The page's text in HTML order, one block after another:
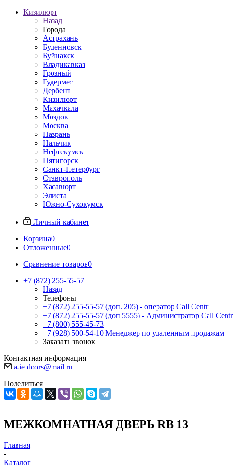
Кизилюрт
Назад
Города
Астрахань
Буденновск
Буйнакск
Владикавказ
Грозный
Гудермес
Дербент
Кизилюрт
Махачкала
Моздок
Москва
Назрань
Нальчик
Нефтекумск
Пятигорск
Санкт-Петербург
Ставрополь
Хасавюрт
Элиста
Южно-Сухокумск
Личный кабинет
Корзина0
Отложенные0
Сравнение товаров0
+7 (872) 255-55-57
Назад
Телефоны
+7 (872) 255-55-57 (доп. 205) - оператор Call Centr
+7 (872) 255-55-57 (доп 5555) - Администратор Call Centr
+7 (800) 555-45-73
+7 (928) 500-54-10 Менеджер по удаленным продажам
Заказать звонок
Контактная информация
a-ie.doors@mail.ru
Поделиться
МЕЖКОМНАТНАЯ ДВЕРЬ RB 13
Главная
-
Каталог